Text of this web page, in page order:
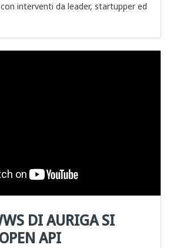
interventi da leader, startupper ed
DI AURIGA SI
API